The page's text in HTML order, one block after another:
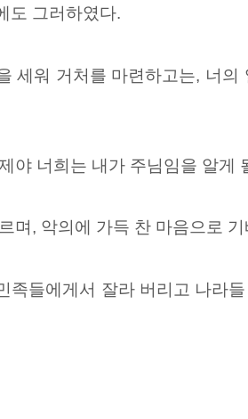
도 그러하였다.
세워 거처를 마련하고는, 너의
야 너희는 내가 주님임을 알게
며, 악의에 가득 찬 마음으로
족들에게서 잘라 버리고 나라